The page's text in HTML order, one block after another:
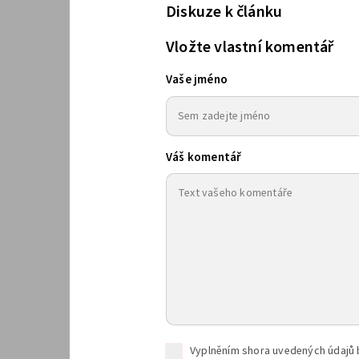
Diskuze k článku
Vložte vlastní komentář
Vaše jméno
Váš komentář